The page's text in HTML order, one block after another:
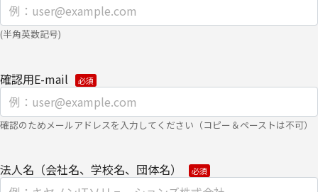
場合は、下記の【お問い合わせ先】にご連絡ください。また、お手
続きの詳細については、以下をご参照ください。
【安全対策に関して】
このページは通信途上における第三者の不正なアクセスに備えて、
SSL（Secure Sockets Layer）による個人情報の暗号化またはこれ
【個人情報保護管理者】
(半角英数記号)
確認用E-mail
確認のためメールアドレスを入力してください（コピー＆ペーストは不可）
法人名（会社名、学校名、団体名）